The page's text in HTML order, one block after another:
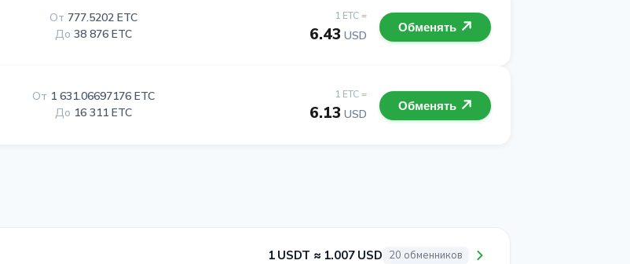
1 ETC =
6.43 USD
От 777.5202 ETC
До 38 876 ETC Обменять
1 ETC =
6.13 USD
От 1 631.06697176 ETC
До 16 311 ETC Обменять
1 USDT ≈ 1.007 USD 20 обменников